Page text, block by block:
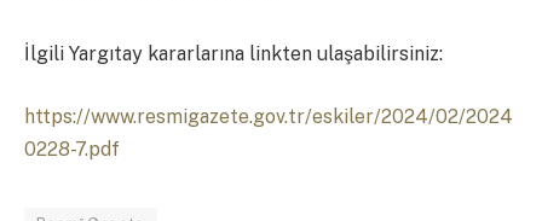
İlgili Yargıtay kararlarına linkten ulaşabilirsiniz:
https://www.resmigazete.gov.tr/eskiler/2024/02/2024
0228-7.pdf